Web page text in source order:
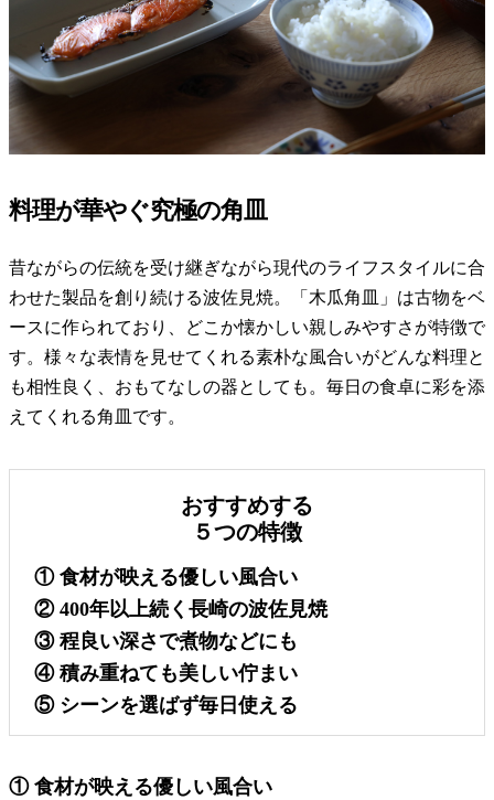
料理が華やぐ究極の角皿
昔ながらの伝統を受け継ぎながら現代のライフスタイルに合
わせた製品を創り続ける波佐見焼。「木瓜角皿」は古物をベ
ースに作られており、どこか懐かしい親しみやすさが特徴で
す。様々な表情を見せてくれる素朴な風合いがどんな料理と
も相性良く、おもてなしの器としても。毎日の食卓に彩を添
えてくれる角皿です。
おすすめする
５つの特徴
① 食材が映える優しい風合い
② 400年以上続く長崎の波佐見焼
③ 程良い深さで煮物などにも
④ 積み重ねても美しい佇まい
⑤ シーンを選ばず毎日使える
① 食材が映える優しい風合い